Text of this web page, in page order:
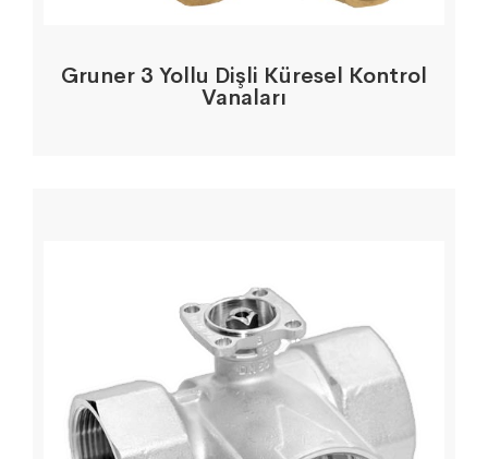
Gruner 3 Yollu Dişli Küresel Kontrol
Vanaları